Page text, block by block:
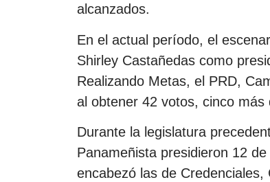
alcanzados.
En el actual período, el
Shirley Castañedas como
Realizando Metas, el PRD,
al obtener 42 votos, cinco
Durante la legislatura
Panameñista presidieron 12
encabezó las de